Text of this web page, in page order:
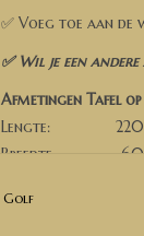
✅ Voeg toe aan de
✅ Wil je een
Afmetingen Tafel
Lengte: 220
Breedte: 60
Breedte poten. 13
Golf